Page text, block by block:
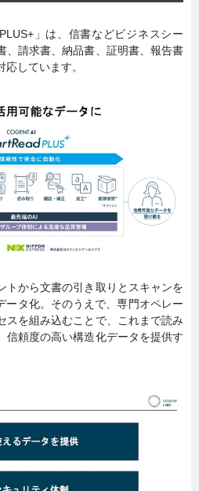
」は、信書などビジネスシー
、請求書、納品書、証明書、報告書
しています。
トから文書の引き取りとスキャンを
ータ化。そのうえで、専門オペレー
スを組み込むことで、これまで読み
信頼度の高い構造化データを提供す